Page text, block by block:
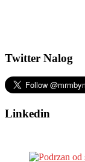
Twitter Nalog
Linkedin